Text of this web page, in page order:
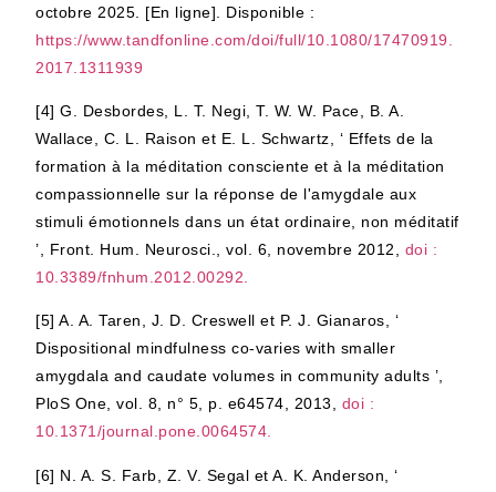
octobre 2025. [En ligne]. Disponible :
https://www.tandfonline.com/doi/full/10.1080/17470919.
2017.1311939
[4] G. Desbordes, L. T. Negi, T. W. W. Pace, B. A.
Wallace, C. L. Raison et E. L. Schwartz, ‘ Effets de la
formation à la méditation consciente et à la méditation
compassionnelle sur la réponse de l'amygdale aux
stimuli émotionnels dans un état ordinaire, non méditatif
’, Front. Hum. Neurosci., vol. 6, novembre 2012, doi :
10.3389/fnhum.2012.00292.
[5] A. A. Taren, J. D. Creswell et P. J. Gianaros, ‘
Dispositional mindfulness co-varies with smaller
amygdala and caudate volumes in community adults ’,
PloS One, vol. 8, n° 5, p. e64574, 2013, doi :
10.1371/journal.pone.0064574.
[6] N. A. S. Farb, Z. V. Segal et A. K. Anderson, ‘